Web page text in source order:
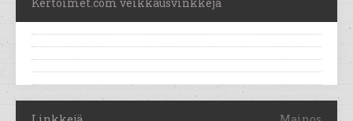
Kertoimet.com veikkausvinkkejä